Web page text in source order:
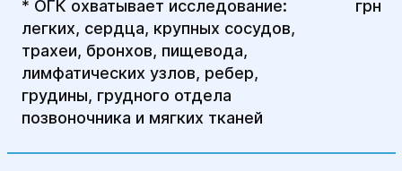
* ОГК охватывает исследование:
легких, сердца, крупных сосудов,
трахеи, бронхов, пищевода,
лимфатических узлов, ребер,
грудины, грудного отдела
позвоночника и мягких тканей
ㅤ грн